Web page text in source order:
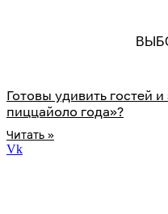
Готовы удивить гостей
пиццайоло года»?
Читать »
Vk